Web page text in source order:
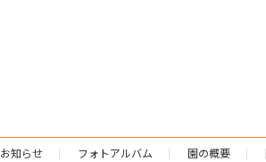
お知らせ フォトアルバム 園の概要